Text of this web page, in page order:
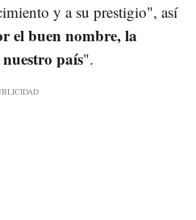
y a su prestigio", así
el buen nombre, la
país".